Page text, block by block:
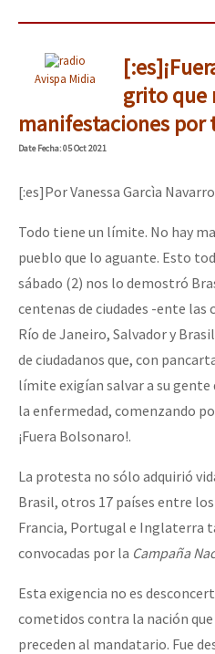
Avispa Midia
grito que
manifestaciones por
DateFecha: 05 Oct 2021
[:es]Por Vanessa Garcìa Navarro
Todo tiene un límite. No hay
pueblo que lo aguante. Esto
sábado (2) nos lo demostró
centenas de ciudades -ente las
Río de Janeiro, Salvador y
de ciudadanos que, con
límite exigían salvar a su
la enfermedad, comenzando
¡Fuera Bolsonaro!.
La protesta no sólo adquirió
Brasil, otros 17 países entre
Francia, Portugal e Inglaterra
convocadas por la Campaña
Esta exigencia no es
cometidos contra la nación
preceden al mandatario. Fue